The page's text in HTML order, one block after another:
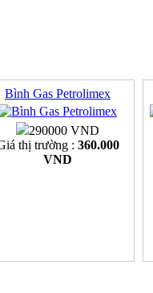
Bình Gas Petrolimex
290000 VND
thị trường : 360.000
VND